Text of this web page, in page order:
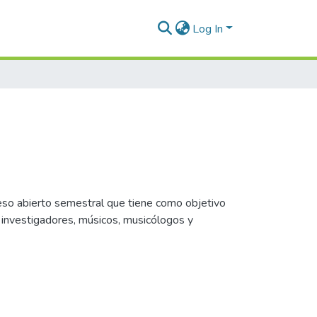
Log In
abierto semestral que tiene como objetivo
músicos, musicólogos y